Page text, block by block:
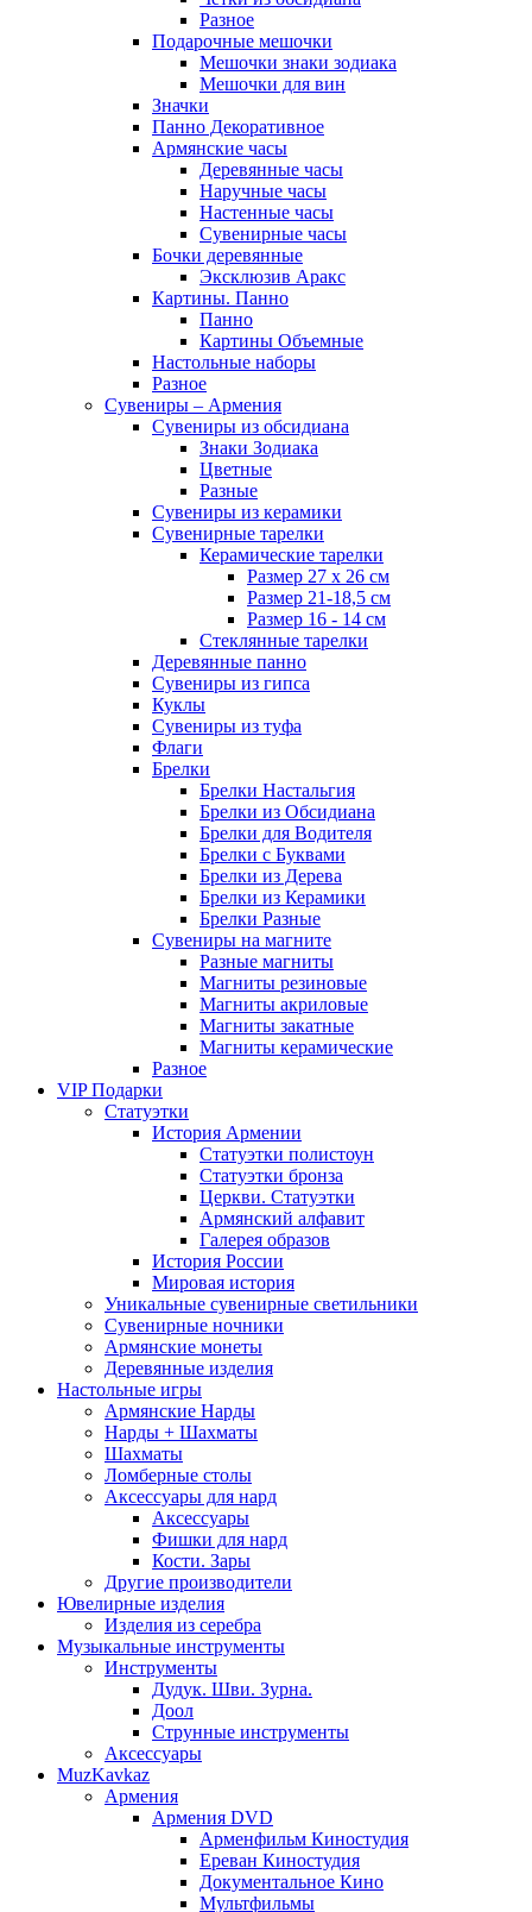
Разное
Подарочные мешочки
Мешочки знаки зодиака
Мешочки для вин
Значки
Панно Декоративное
Армянские часы
Деревянные часы
Наручные часы
Настенные часы
Сувенирные часы
Бочки деревянные
Эксклюзив Аракс
Картины. Панно
Панно
Картины Объемные
Настольные наборы
Разное
Сувениры – Армения
Сувениры из обсидиана
Знаки Зодиака
Цветные
Разные
Сувениры из керамики
Сувенирные тарелки
Керамические тарелки
Размер 27 х 26 см
Размер 21-18,5 см
Размер 16 - 14 см
Стеклянные тарелки
Деревянные панно
Сувениры из гипса
Куклы
Сувениры из туфа
Флаги
Брелки
Брелки Настальгия
Брелки из Обсидиана
Брелки для Водителя
Брелки с Буквами
Брелки из Дерева
Брелки из Керамики
Брелки Разные
Сувениры на магните
Разные магниты
Магниты резиновые
Магниты акриловые
Магниты закатные
Магниты керамические
Разное
VIP Подарки
Статуэтки
История Армении
Статуэтки полистоун
Статуэтки бронза
Церкви. Статуэтки
Армянский алфавит
Галерея образов
История России
Мировая история
Уникальные сувенирные светильники
Сувенирные ночники
Армянские монеты
Деревянные изделия
Настольные игры
Армянские Нарды
Нарды + Шахматы
Шахматы
Ломберные столы
Аксессуары для нард
Аксессуары
Фишки для нард
Кости. Зары
Другие производители
Ювелирные изделия
Изделия из серебра
Музыкальные инструменты
Инструменты
Дудук. Шви. Зурна.
Доол
Струнные инструменты
Аксессуары
MuzKavkaz
Армения
Армения DVD
Арменфильм Киностудия
Ереван Киностудия
Документальное Кино
Мультфильмы